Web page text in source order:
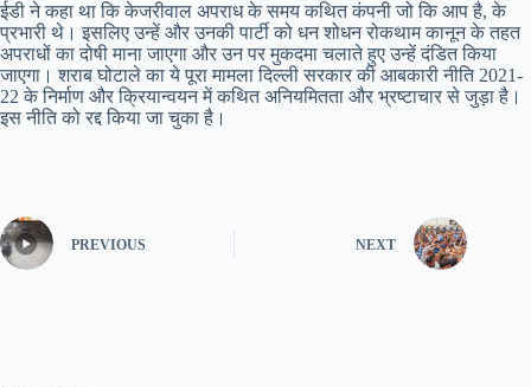
ईडी ने कहा था कि केजरीवाल अपराध के समय कथित कंपनी जो कि आप है, के
प्रभारी थे। इसलिए उन्हें और उनकी पार्टी को धन शोधन रोकथाम कानून के तहत
अपराधों का दोषी माना जाएगा और उन पर मुकदमा चलाते हुए उन्हें दंडित किया
जाएगा। शराब घोटाले का ये पूरा मामला दिल्ली सरकार की आबकारी नीति 2021-
22 के निर्माण और क्रियान्वयन में कथित अनियमितता और भ्रष्टाचार से जुड़ा है।
इस नीति को रद्द किया जा चुका है।
PREVIOUS NEXT